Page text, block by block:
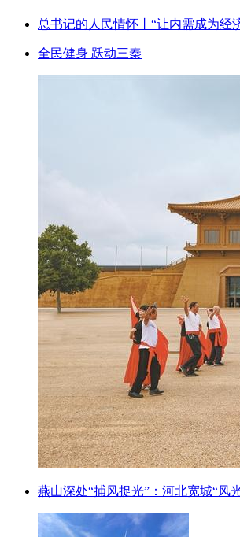
总书记的人民情怀丨“让内需成为经
全民健身 跃动三秦
燕山深处“捕风捉光”：河北宽城“风